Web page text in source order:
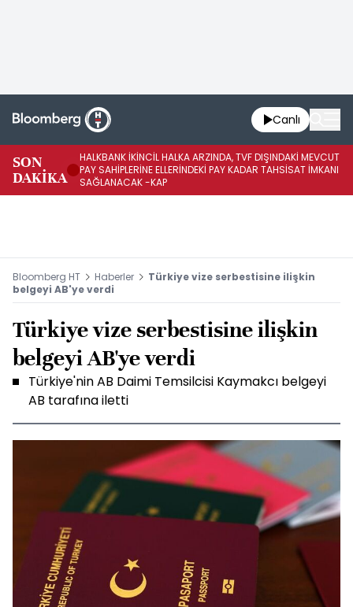
Canlı
SON
DAKİKA
HALKBANK İKİNCİL HALKA ARZINDA, TVF DIŞINDAKİ MEVCUT
PAY SAHİPLERİNE ELLERİNDEKİ PAY KADAR TAHSİSAT İMKANI
SAĞLANACAK -KAP
Bloomberg HT Haberler
Türkiye vize serbestisine ilişkin
belgeyi AB'ye verdi
Türkiye vize serbestisine ilişkin
belgeyi AB'ye verdi
Türkiye'nin AB Daimi Temsilcisi Kaymakcı belgeyi
AB tarafına iletti